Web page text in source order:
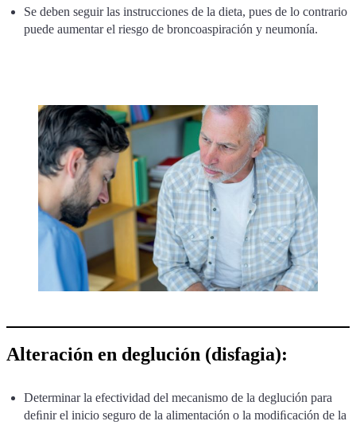
Se deben seguir las instrucciones de la dieta, pues de lo contrario
puede aumentar el riesgo de broncoaspiración y neumonía.
Alteración en deglución (disfagia):
Determinar la efectividad del mecanismo de la deglución para
deﬁnir el inicio seguro de la alimentación o la modiﬁcación de la